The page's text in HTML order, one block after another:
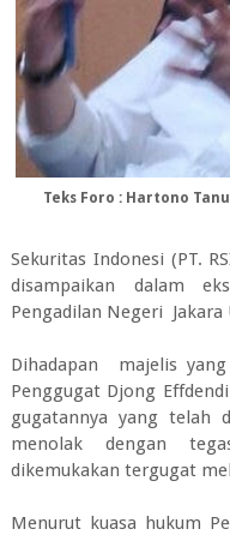
Teks Foro : Hartono
Sekuritas Indonesi (PT.
disampaikan dalam
Pengadilan Negeri
Dihadapan majelis
Penggugat Djong
gugatannya yang telah
menolak dengan
dikemukakan tergugat
Menurut kuasa hukum